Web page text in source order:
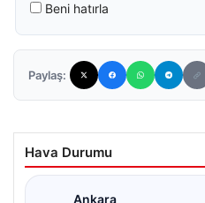
Beni hatırla
Paylaş:
Hava Durumu
Ankara